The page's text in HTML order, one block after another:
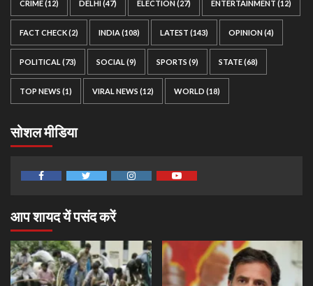
CRIME(12) DELHI(47) ELECTION(27) ENTERTAINMENT (12)
FACT CHECK(2) INDIA(108) LATEST (143) OPINION(4)
POLITICAL (73) SOCIAL (9) SPORTS (9) STATE(68)
TOP NEWS (1) VIRAL NEWS (12) WORLD (18)
सोशल मीडिया
आप शायद यें पसंद करें